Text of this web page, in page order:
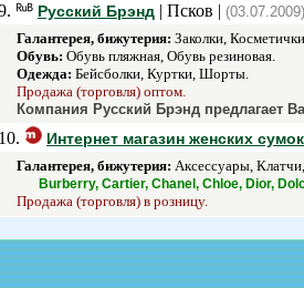
Русский Брэнд | Псков | (03.07.2009)
Галантерея, бижутерия: Заколки,
Обувь: Обувь пляжная, Обувь резиновая.
Одежда: Бейсболки, Куртки, Шорты.
Продажа (торговля) оптом.
Компания Русский Брэнд предлагает
10. Интернет магазин женских
Галантерея, бижутерия: Аксессуары,
Burberry, Cartier, Chanel, Chloe, Dior,
Продажа (торговля) в розницу.